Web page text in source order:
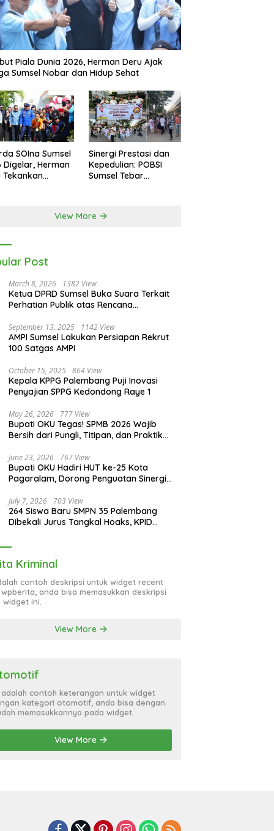
Piala Dunia 2026, Herman Deru Ajak
Sumsel Nobar dan Hidup Sehat
SOIna Sumsel
Digelar, Herman
Tekankan
Sinergi Prestasi dan
Kepedulian: POBSI
Sumsel Tebar
View More
Post
March 8, 2026 1382 View
Ketua DPRD Sumsel Buka Suara Terkait
Perhatian Publik atas Rencana
September 13, 2025 1142 View
AMPI Sumsel Lakukan Persiapan Rekrut
100 Satgas AMPI
October 15, 2025 864 View
Kepala KPPG Palembang Puji Inovasi
Penyajian SPPG Kedondong Raye 1
May 26, 2026 777 View
Bupati OKU Tegas! SPMB 2026 Wajib
Bersih dari Pungli, Titipan, dan Praktik
June 23, 2026 767 View
Bupati OKU Hadiri HUT ke-25 Kota
Pagaralam, Dorong Penguatan Sinergi
July 7, 2026 703 View
264 Siswa Baru SMPN 35 Palembang
Dibekali Jurus Tangkal Hoaks, KPID
Kriminal
contoh deskripsi untuk widget recent
anda bisa memasukkan deskripsi
widget ini.
View More
adalah contoh keterangan untuk widget
kategori otomotif, anda bisa dengan
memasukkannya pada widget.
View More